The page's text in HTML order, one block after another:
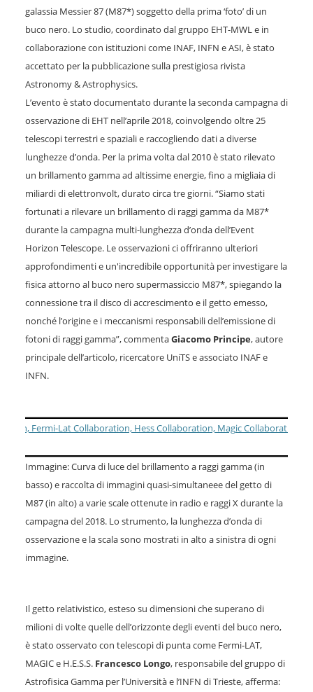
galassia Messier 87 (M87*) soggetto della prima ‘foto’ di un
buco nero. Lo studio, coordinato dal gruppo EHT-MWL e in
collaborazione con istituzioni come INAF, INFN e ASI, è stato
accettato per la pubblicazione sulla prestigiosa rivista
Astronomy & Astrophysics.
L’evento è stato documentato durante la seconda campagna di
osservazione di EHT nell’aprile 2018, coinvolgendo oltre 25
telescopi terrestri e spaziali e raccogliendo dati a diverse
lunghezze d’onda. Per la prima volta dal 2010 è stato rilevato
un brillamento gamma ad altissime energie, fino a migliaia di
miliardi di elettronvolt, durato circa tre giorni. “Siamo stati
fortunati a rilevare un brillamento di raggi gamma da M87*
durante la campagna multi-lunghezza d’onda dell’Event
Horizon Telescope. Le osservazioni ci offriranno ulteriori
approfondimenti e un'incredibile opportunità per investigare la
fisica attorno al buco nero supermassiccio M87*, spiegando la
connessione tra il disco di accrescimento e il getto emesso,
nonché l’origine e i meccanismi responsabili dell’emissione di
fotoni di raggi gamma”, commentaGiacomo Principe, autore
principale dell’articolo, ricercatore UniTS e associato INAF e
INFN.
Immagine: Curva di luce del brillamento a raggi gamma (in
basso) e raccolta di immagini quasi-simultaneee del getto di
M87 (in alto) a varie scale ottenute in radio e raggi X durante la
campagna del 2018. Lo strumento, la lunghezza d’onda di
osservazione e la scala sono mostrati in alto a sinistra di ogni
immagine.
Il getto relativistico, esteso su dimensioni che superano di
milioni di volte quelle dell’orizzonte degli eventi del buco nero,
è stato osservato con telescopi di punta come Fermi-LAT,
MAGIC e H.E.S.S. Francesco Longo, responsabile del gruppo di
Astrofisica Gamma per l’Università e l’INFN di Trieste, afferma: